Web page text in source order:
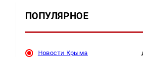
ПОПУЛЯРНОЕ
Новости Крыма